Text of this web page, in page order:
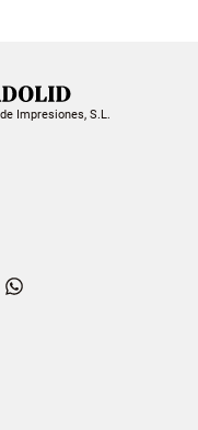
Impresiones, S.L.
Dailymotion